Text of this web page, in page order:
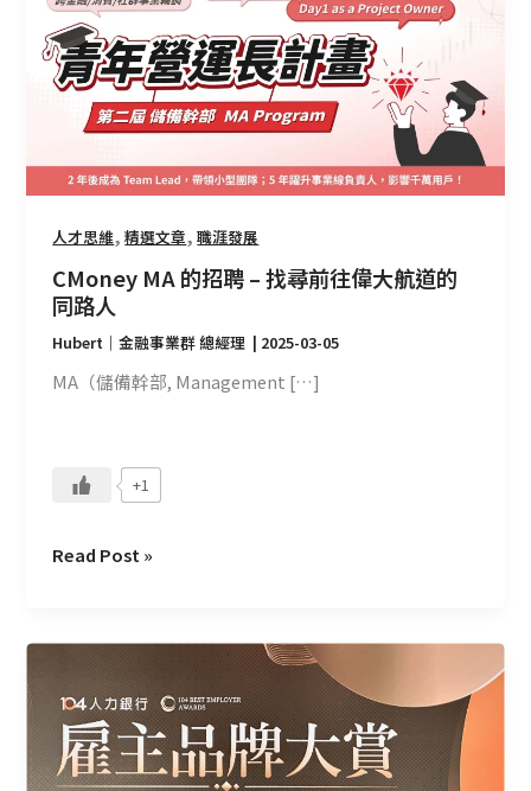
人才思維,精選文章,職涯發展
CMoney MA 的招聘 – 找尋前往偉大航道的
同路人
Hubert｜金融事業群 總經理 | 2025-03-05
MA（儲備幹部, Management […]
+1
的
招
聘
–
前
偉
大
航
的
同
Read Post »
104
人
力